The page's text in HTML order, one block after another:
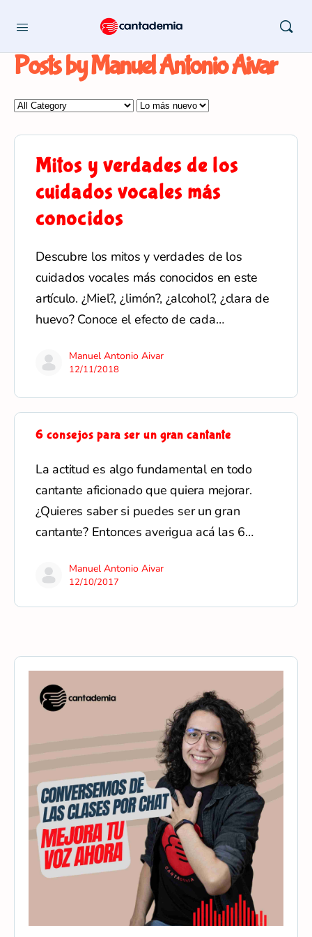
Posts by Manuel Antonio Aivar
Mitos y verdades de los
cuidados vocales más
conocidos
Descubre los mitos y verdades de los
cuidados vocales más conocidos en este
artículo. ¿Miel?, ¿limón?, ¿alcohol?, ¿clara de
huevo? Conoce el efecto de cada…
Manuel Antonio Aivar
12/11/2018
6 consejos para ser un gran cantante
La actitud es algo fundamental en todo
cantante aficionado que quiera mejorar.
¿Quieres saber si puedes ser un gran
cantante? Entonces averigua acá las 6…
Manuel Antonio Aivar
12/10/2017